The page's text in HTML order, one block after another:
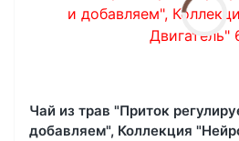
Чай из трав "Приток
добавляем", Коллекция